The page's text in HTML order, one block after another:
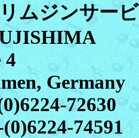
ムジンサー
4
Germany
72630
74591